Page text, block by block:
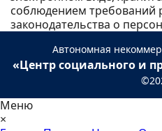
соблюдением требований
законодательства о
Автономная
«Центр социального и
Меню
×